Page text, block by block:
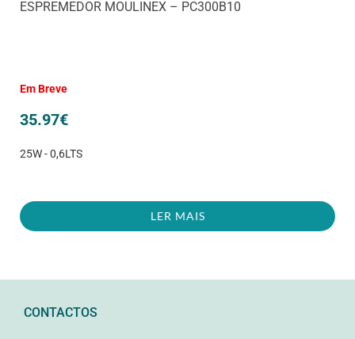
ESPREMEDOR MOULINEX – PC300B10
Em Breve
35.97€
25W - 0,6LTS
LER MAIS
CONTACTOS